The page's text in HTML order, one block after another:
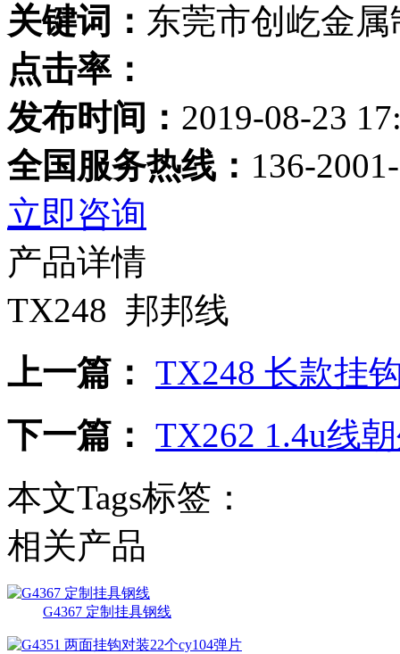
关键词： 东莞市创屹金
点击率：
发布时间： 2019-08-23
全国服务热线： 136-
立即咨询
产品详情
TX248 邦邦线
上一篇： TX248 长款挂
下一篇： TX262 1.4u线
本文Tags标签：
相关产品
G4367 定制挂具钢线